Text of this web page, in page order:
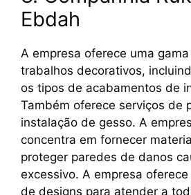
Ebdah
A empresa oferece uma
trabalhos decorativos,
os tipos de acabamentos de
Também oferece serviços de
instalação de gesso. A
concentra em fornecer
proteger paredes de danos
excessivo. A empresa
de designs para atender a